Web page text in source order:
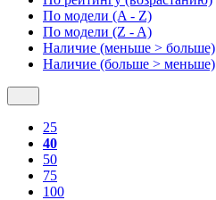
По модели (A - Z)
По модели (Z - A)
Наличие (меньше > больше)
Наличие (больше > меньше)
25
40
50
75
100